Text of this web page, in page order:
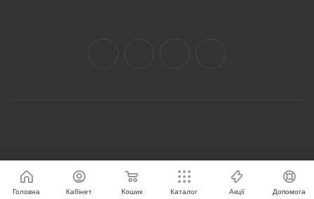
Головна Кабінет Кошик Каталог Акції Допомога